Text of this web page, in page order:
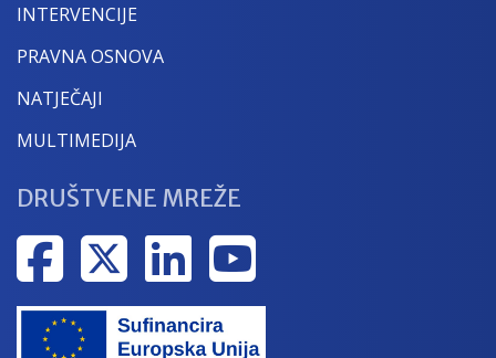
INTERVENCIJE
PRAVNA OSNOVA
NATJEČAJI
MULTIMEDIJA
DRUŠTVENE MREŽE